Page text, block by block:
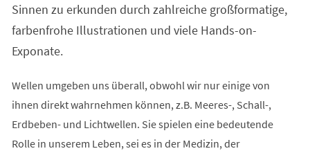
Sinnen zu erkunden durch zahlreiche großformatige,
farbenfrohe Illustrationen und viele Hands-on-
Exponate.
Wellen umgeben uns überall, obwohl wir nur einige von
ihnen direkt wahrnehmen können, z.B. Meeres-, Schall-,
Erdbeben- und Lichtwellen. Sie spielen eine bedeutende
Rolle in unserem Leben, sei es in der Medizin, der